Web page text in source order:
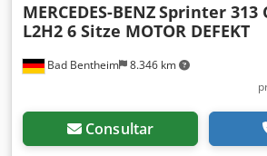
Bad Bentheim 8.346 km
MERCEDES-BENZSprinter 313
L2H2 6 Sitze MOTOR DEFEKT
Consultar